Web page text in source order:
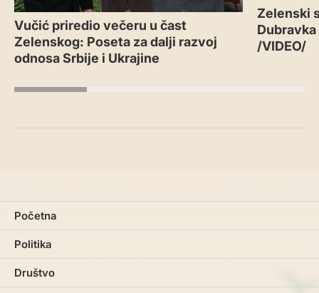
Vučić priredio večeru u čast
Zelenskog: Poseta za dalji razvoj
odnosa Srbije i Ukrajine
Zelenski
/VIDEO/
Početna
Politika
Društvo